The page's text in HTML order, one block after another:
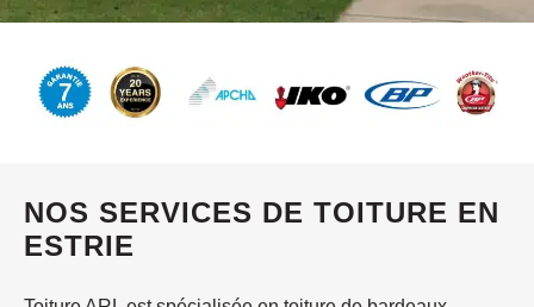
NOS SERVICES DE TOITURE EN
ESTRIE